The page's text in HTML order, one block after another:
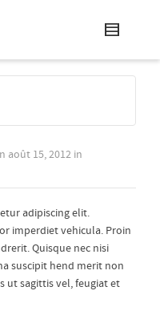
août 15, 2012 in
adipiscing elit.
imperdiet vehicula. Proin
Quisque nec nisi
suscipit hend merit non
ut sagittis vel, feugiat et